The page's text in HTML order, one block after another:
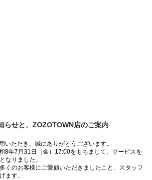
らせと、ZOZOTOWN店のご案内
いただき、誠にありがとうございます。
8年7月31日（金）17:00をもちまして、サービスを
なりました。
くのお客様にご愛顧いただきましたこと、スタッフ
ます。